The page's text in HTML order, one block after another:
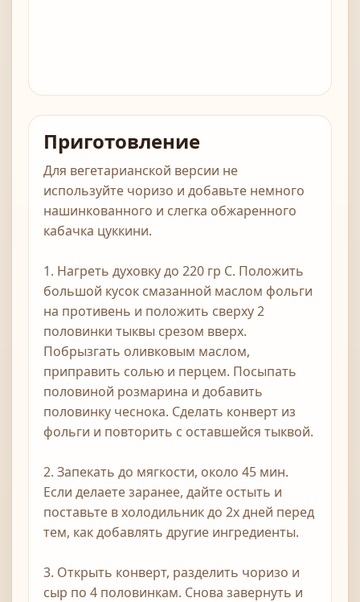
Приготовление
Для вегетарианской версии не
используйте чоризо и добавьте немного
нашинкованного и слегка обжаренного
кабачка цуккини.
1. Нагреть духовку до 220 гр С. Положить
большой кусок смазанной маслом фольги
на противень и положить сверху 2
половинки тыквы срезом вверх.
Побрызгать оливковым маслом,
приправить солью и перцем. Посыпать
половиной розмарина и добавить
половинку чеснока. Сделать конверт из
фольги и повторить с оставшейся тыквой.
2. Запекать до мягкости, около 45 мин.
Если делаете заранее, дайте остыть и
поставьте в холодильник до 2х дней перед
тем, как добавлять другие ингредиенты.
3. Открыть конверт, разделить чоризо и
сыр по 4 половинкам. Снова завернуть и